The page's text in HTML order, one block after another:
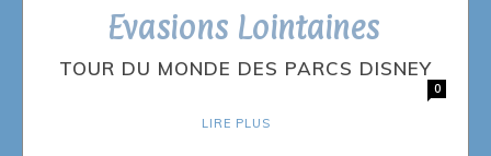
Evasions Lointaines
TOUR DU MONDE DES PARCS DISNEY
0
LIRE PLUS